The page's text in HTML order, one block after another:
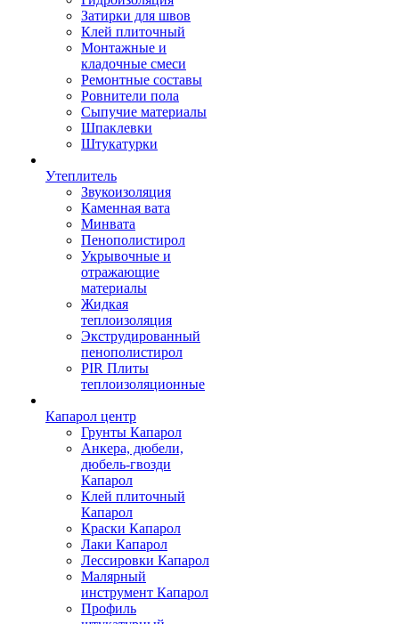
Затирки для швов
Клей плиточный
Монтажные и
кладочные смеси
Ремонтные составы
Ровнители пола
Сыпучие материалы
Шпаклевки
Штукатурки
Утеплитель
Звукоизоляция
Каменная вата
Минвата
Пенополистирол
Укрывочные и
отражающие
материалы
Жидкая
теплоизоляция
Экструдированный
пенополистирол
PIR Плиты
теплоизоляционные
Капарол центр
Грунты Капарол
Анкера, дюбели,
дюбель-гвозди
Капарол
Клей плиточный
Капарол
Краски Капарол
Лаки Капарол
Лессировки Капарол
Малярный
инструмент Капарол
Профиль